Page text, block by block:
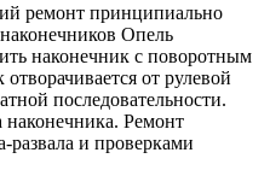
ремонт принципиально
Опель
наконечник с поворотным
от рулевой
последовательности.
наконечника. Ремонт
развала и проверками